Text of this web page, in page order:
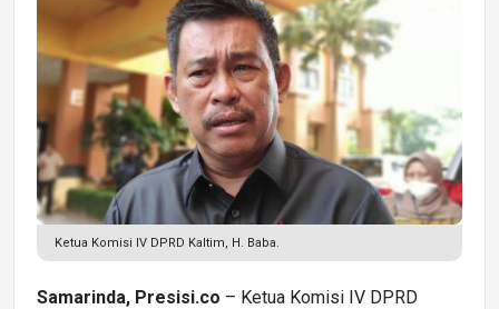
Ketua Komisi IV DPRD Kaltim, H. Baba.
Samarinda, Presisi.co – Ketua Komisi IV DPRD